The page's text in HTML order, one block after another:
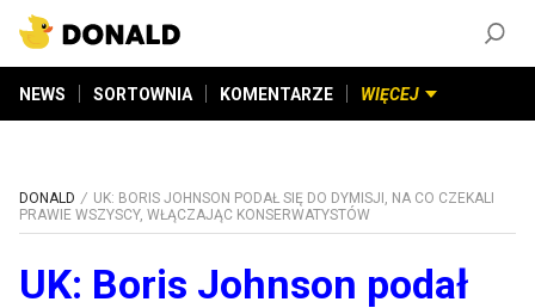
NEWS SORTOWNIA KOMENTARZE WIĘCEJ
DONALD
UK: BORIS JOHNSON PODAŁ SIĘ DO DYMISJI, NA CO CZEKALI
PRAWIE WSZYSCY, WŁĄCZAJĄC KONSERWATYSTÓW
UK: Boris Johnson podał